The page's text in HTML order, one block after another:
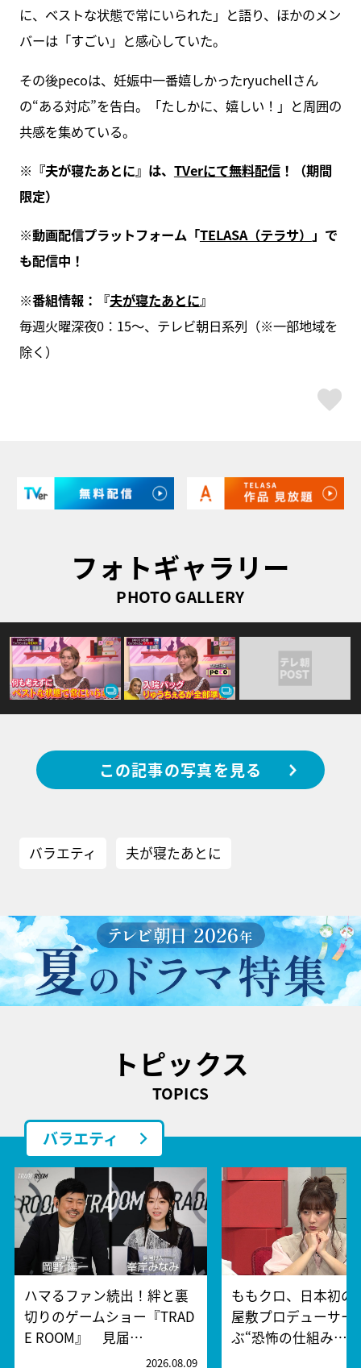
に、ベストな状態で常にいられた」と語り、ほかのメン
バーは「すごい」と感心していた。
その後pecoは、妊娠中一番嬉しかったryuchellさん
の“ある対応”を告白。「たしかに、嬉しい！」と周囲の
共感を集めている。
※『夫が寝たあとに』は、 TVerにて無料配信！（期間
限定）
※動画配信プラットフォーム「TELASA（テラサ） 」で
も配信中！
※番組情報：『夫が寝たあとに』
毎週火曜深夜0：15～、テレビ朝日系列（※一部地域を
除く）
フォトギャラリー
PHOTO GALLERY
この記事の写真を見る
バラエティ 夫が寝たあとに
トピックス
TOPICS
バラエティ
ハマるファン続出！絆と裏
切りのゲームショー『TRAD
E ROOM』 見届…
2026.08.09
ももクロ、日本初の
屋敷プロデューサー
ぶ“恐怖の仕組み…